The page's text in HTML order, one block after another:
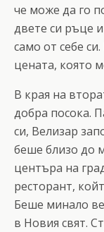
че може да го
двете си ръце
само от себе
цената, която
В края на
добра посока.
си, Велизар
беше близо до
центъра на
ресторант,
Беше минало
в Новия свят.